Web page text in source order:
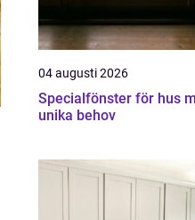
04 augusti 2026
Specialfönster för hus
unika behov